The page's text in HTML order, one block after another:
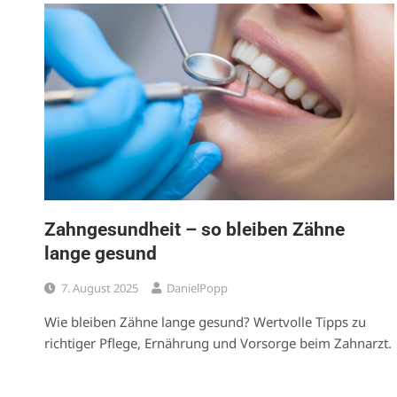
Zahngesundheit – so bleiben Zähne
lange gesund
7. August 2025 DanielPopp
Wie bleiben Zähne lange gesund? Wertvolle Tipps zu
richtiger Pflege, Ernährung und Vorsorge beim Zahnarzt.